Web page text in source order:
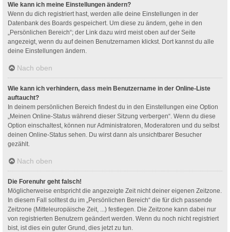
Wie kann ich meine Einstellungen ändern?
Wenn du dich registriert hast, werden alle deine Einstellungen in der
Datenbank des Boards gespeichert. Um diese zu ändern, gehe in den
„Persönlichen Bereich“; der Link dazu wird meist oben auf der Seite
angezeigt, wenn du auf deinen Benutzernamen klickst. Dort kannst du alle
deine Einstellungen ändern.
Nach oben
Wie kann ich verhindern, dass mein Benutzername in der Online-Liste
auftaucht?
In deinem persönlichen Bereich findest du in den Einstellungen eine Option
„Meinen Online-Status während dieser Sitzung verbergen“. Wenn du diese
Option einschaltest, können nur Administratoren, Moderatoren und du selbst
deinen Online-Status sehen. Du wirst dann als unsichtbarer Besucher
gezählt.
Nach oben
Die Forenuhr geht falsch!
Möglicherweise entspricht die angezeigte Zeit nicht deiner eigenen Zeitzone.
In diesem Fall solltest du im „Persönlichen Bereich“ die für dich passende
Zeitzone (Mitteleuropäische Zeit, ...) festlegen. Die Zeitzone kann dabei nur
von registrierten Benutzern geändert werden. Wenn du noch nicht registriert
bist, ist dies ein guter Grund, dies jetzt zu tun.